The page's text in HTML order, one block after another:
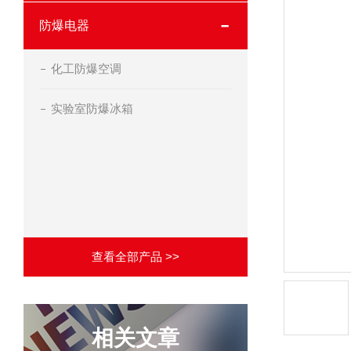
防爆电器
化工防爆空调
实验室防爆冰箱
查看全部产品 >>
相关文章